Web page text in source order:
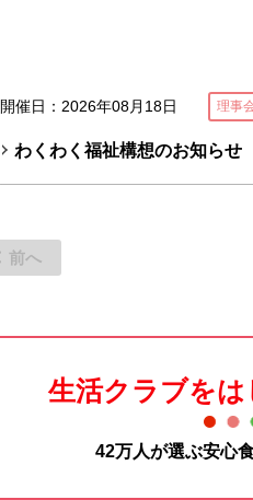
開催日：2026年08月18日 理事
わくわく福祉構想のお知らせ
前へ
生活クラブを
42万人が選ぶ安心